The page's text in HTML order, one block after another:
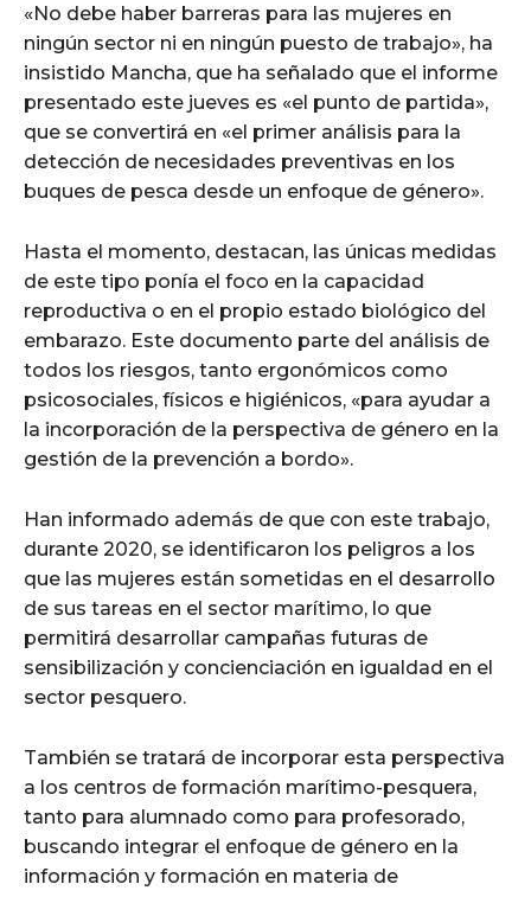
«No debe haber barreras para las mujeres en
ningún sector ni en ningún puesto de trabajo», ha
insistido Mancha, que ha señalado que el informe
presentado este jueves es «el punto de partida»,
que se convertirá en «el primer análisis para la
detección de necesidades preventivas en los
buques de pesca desde un enfoque de género».
Hasta el momento, destacan, las únicas medidas
de este tipo ponía el foco en la capacidad
reproductiva o en el propio estado biológico del
embarazo. Este documento parte del análisis de
todos los riesgos, tanto ergonómicos como
psicosociales, físicos e higiénicos, «para ayudar a
la incorporación de la perspectiva de género en la
gestión de la prevención a bordo».
Han informado además de que con este trabajo,
durante 2020, se identificaron los peligros a los
que las mujeres están sometidas en el desarrollo
de sus tareas en el sector marítimo, lo que
permitirá desarrollar campañas futuras de
sensibilización y concienciación en igualdad en el
sector pesquero.
También se tratará de incorporar esta perspectiva
a los centros de formación marítimo-pesquera,
tanto para alumnado como para profesorado,
buscando integrar el enfoque de género en la
información y formación en materia de